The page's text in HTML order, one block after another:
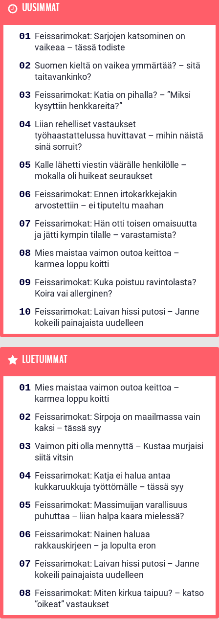
UUSIMMAT
Feissarimokat: Sarjojen katsominen on
vaikeaa – tässä todiste
Suomen kieltä on vaikea ymmärtää? – sitä
taitavankinko?
Feissarimokat: Katia on pihalla? – ”Miksi
kysyttiin henkkareita?”
Liian rehelliset vastaukset
työhaastattelussa huvittavat – mihin näistä
sinä sorruit?
Kalle lähetti viestin väärälle henkilölle –
mokalla oli huikeat seuraukset
Feissarimokat: Ennen irtokarkkejakin
arvostettiin – ei tiputeltu maahan
Feissarimokat: Hän otti toisen omaisuutta
ja jätti kympin tilalle – varastamista?
Mies maistaa vaimon outoa keittoa –
karmea loppu koitti
Feissarimokat: Kuka poistuu ravintolasta?
Koira vai allerginen?
Feissarimokat: Laivan hissi putosi – Janne
kokeili painajaista uudelleen
LUETUIMMAT
Mies maistaa vaimon outoa keittoa –
karmea loppu koitti
Feissarimokat: Sirpoja on maailmassa vain
kaksi – tässä syy
Vaimon piti olla mennyttä – Kustaa murjaisi
siitä vitsin
Feissarimokat: Katja ei halua antaa
kukkaruukkuja työttömälle – tässä syy
Feissarimokat: Massimuijan varallisuus
puhuttaa – liian halpa kaara mielessä?
Feissarimokat: Nainen haluaa
rakkauskirjeen – ja lopulta eron
Feissarimokat: Laivan hissi putosi – Janne
kokeili painajaista uudelleen
Feissarimokat: Miten kirkua taipuu? – katso
”oikeat” vastaukset